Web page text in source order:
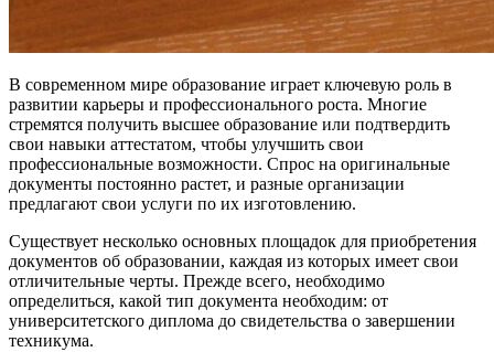
В современном мире образование играет ключевую роль в
развитии карьеры и профессионального роста. Многие
стремятся получить высшее образование или подтвердить
свои навыки аттестатом, чтобы улучшить свои
профессиональные возможности. Спрос на оригинальные
документы постоянно растет, и разные организации
предлагают свои услуги по их изготовлению.
Существует несколько основных площадок для приобретения
документов об образовании, каждая из которых имеет свои
отличительные черты. Прежде всего, необходимо
определиться, какой тип документа необходим: от
университетского диплома до свидетельства о завершении
техникума.